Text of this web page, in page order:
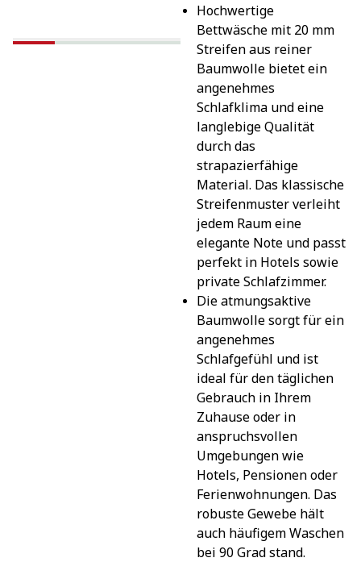
Hochwertige
Bettwäsche mit 20 mm
Streifen aus reiner
Baumwolle bietet ein
angenehmes
Schlafklima und eine
langlebige Qualität
durch das
strapazierfähige
Material. Das klassische
Streifenmuster verleiht
jedem Raum eine
elegante Note und passt
perfekt in Hotels sowie
private Schlafzimmer.
Die atmungsaktive
Baumwolle sorgt für ein
angenehmes
Schlafgefühl und ist
ideal für den täglichen
Gebrauch in Ihrem
Zuhause oder in
anspruchsvollen
Umgebungen wie
Hotels, Pensionen oder
Ferienwohnungen. Das
robuste Gewebe hält
auch häufigem Waschen
bei 90 Grad stand.